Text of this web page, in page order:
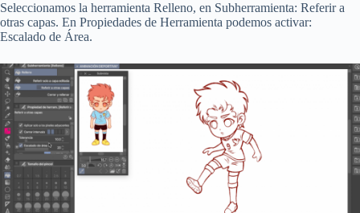
Seleccionamos la herramienta Relleno, en Subherramienta: Referir a
otras capas. En Propiedades de Herramienta podemos activar:
Escalado de Área.